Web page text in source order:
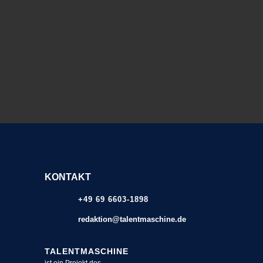
KONTAKT
+49 69 6603-1898
redaktion@talentmaschine.de
TALENTMASCHINE